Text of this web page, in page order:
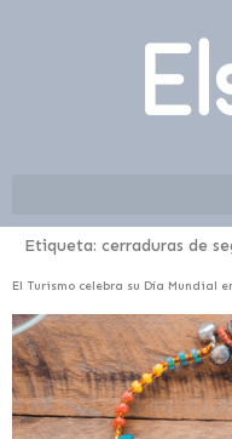
Etiqueta: cerraduras de
El Turismo celebra su Día Mundial